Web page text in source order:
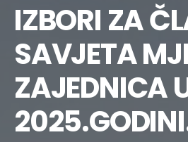
IZBORI ZA
SAVJETA
ZAJEDNICA